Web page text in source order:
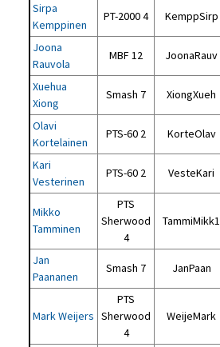
Sirpa
Kemppinen
PT-2000 4 KemppSirp
Joona
Rauvola
MBF 12 JoonaRauv
Xuehua
Xiong
Smash 7 XiongXueh
Olavi
Kortelainen
PTS-60 2 KorteOlav
Kari
Vesterinen
PTS-60 2 VesteKari
Mikko
Tamminen
PTS
Sherwood
4
TammiMikk1
Jan
Paananen
Smash 7 JanPaan
Mark Weijers
PTS
Sherwood
4
WeijeMark